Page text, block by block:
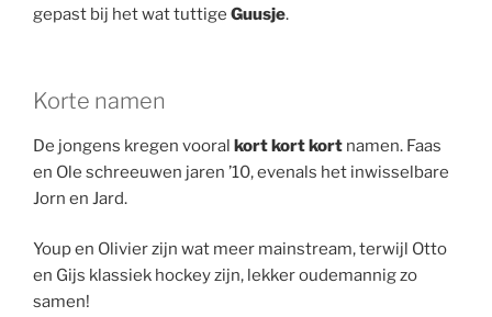
gepast bij het wat tuttige Guusje.
Korte namen
De jongens kregen vooral kort kort kort namen. Faas
en Ole schreeuwen jaren ’10, evenals het inwisselbare
Jorn en Jard.
Youp en Olivier zijn wat meer mainstream, terwijl Otto
en Gijs klassiek hockey zijn, lekker oudemannig zo
samen!